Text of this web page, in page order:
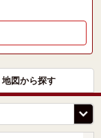
地図から探す